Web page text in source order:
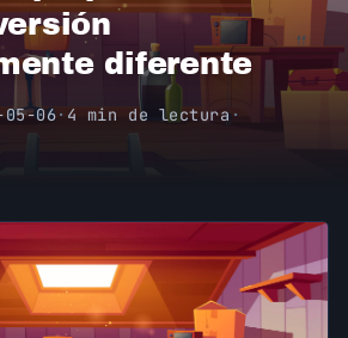
diferente
05-06· 4 min de lectura·